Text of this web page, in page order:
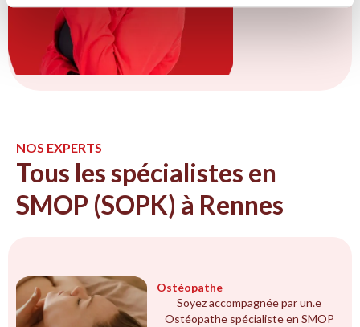
NOS EXPERTS
Tous les spécialistes en
SMOP (SOPK) à Rennes
Ostéopathe
Soyez accompagnée par un.e
Ostéopathe spécialiste en SMOP